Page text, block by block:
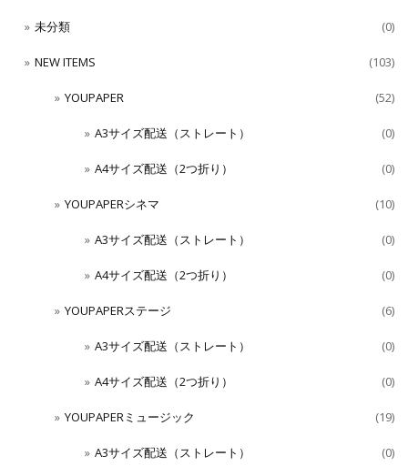
未分類 (0)
NEW ITEMS (103)
YOUPAPER (52)
A3サイズ配送（ストレート） (0)
A4サイズ配送（2つ折り） (0)
YOUPAPERシネマ (10)
A3サイズ配送（ストレート） (0)
A4サイズ配送（2つ折り） (0)
YOUPAPERステージ (6)
A3サイズ配送（ストレート） (0)
A4サイズ配送（2つ折り） (0)
YOUPAPERミュージック (19)
A3サイズ配送（ストレート） (0)